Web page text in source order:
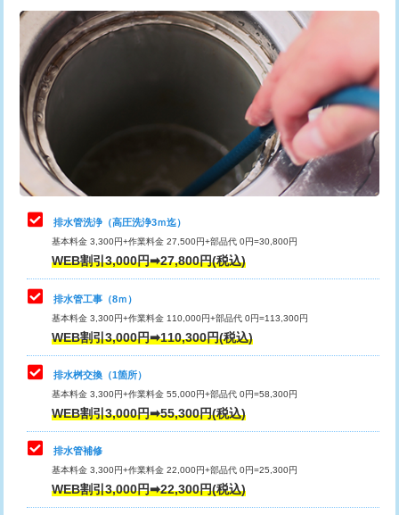
給水管工事※（ライニング鋼管・銅
管・ポリ管・HT管使用/3ｍまで)
44,000円
給水管工事※（ライニング鋼管・銅
管・ポリ管・HT管使用/3ｍ超え)
+8,800円
排水管工事（土の掘削・埋め戻し作
業）
11,000円~
排水管工事（排水管工事/3ｍまで） 55,000円
排水管工事（追加 排水管工事/3ｍ超
え）
マス交換（土の掘削・埋め戻し作業）
マス交換（深さ50㎝未満）
マス交換（深さ50㎝以上）
コンクリート斫り（厚さ10㎝まで）
コンクリート斫り（厚さ10㎝超え）
モルタル補修（厚さ10㎝まで）
モルタル補修（厚さ10㎝超え）
追加トーラー機使用/3m超え +3,300円
カメラ調査 33,000円
桝清掃 8,800円
止水・漏水調査・防水処理・清掃・修
理・調整・分解・加工など（軽作業）
11,000円
止水・漏水調査・防水処理・清掃・修
理・調整・分解・加工など（中作業）
22,000円
止水・漏水調査・防水処理・清掃・修
理・調整・分解・加工など（重作業）
33,000円
その他部品の脱着
交換・取付（タンク）
交換・取付(単水栓（壁付・デッキ
式）)
交換・取付(混合水栓（壁付・デッキ
式・ワンホール）)
16,500円+材料費
交換・取付(排水栓・排水トラップ
排水管洗浄（高圧洗浄3ｍ迄）
基本料金 3,300円+作業料金 27,500円+部品代 0円=30,800円
WEB割引3,000円➡27,800円(税込)
排水管工事（8ｍ）
基本料金 3,300円+作業料金 110,000円+部品代 0円=113,300円
WEB割引3,000円➡110,300円(税込)
排水桝交換（1箇所）
基本料金 3,300円+作業料金 55,000円+部品代 0円=58,300円
WEB割引3,000円➡55,300円(税込)
排水管補修
基本料金 3,300円+作業料金 22,000円+部品代 0円=25,300円
WEB割引3,000円➡22,300円(税込)